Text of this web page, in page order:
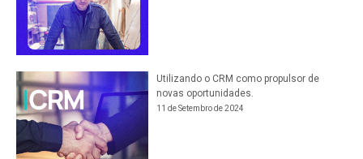
Utilizando o CRM como propulsor de
novas oportunidades.
11 de Setembro de 2024